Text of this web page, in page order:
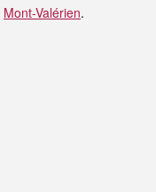
Mont-Valérien.